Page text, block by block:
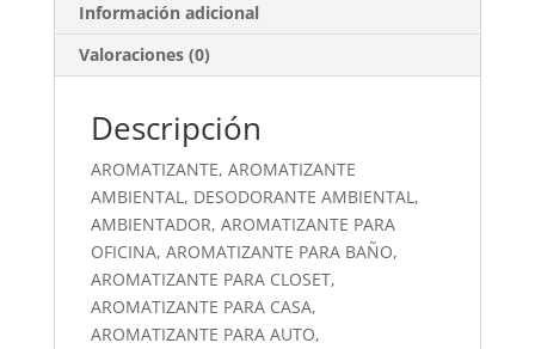
Información adicional
Valoraciones (0)
Descripción
AROMATIZANTE, AROMATIZANTE
AMBIENTAL, DESODORANTE AMBIENTAL,
AMBIENTADOR, AROMATIZANTE PARA
OFICINA, AROMATIZANTE PARA BAÑO,
AROMATIZANTE PARA CLOSET,
AROMATIZANTE PARA CASA,
AROMATIZANTE PARA AUTO,